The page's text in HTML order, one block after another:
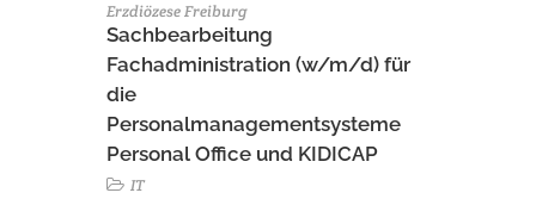
Erzdiözese Freiburg
Sachbearbeitung
Fachadministration (w/m/d) für
die
Personalmanagementsysteme
Personal Office und KIDICAP
IT